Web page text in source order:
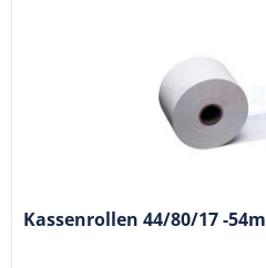
Kassenrollen 44/80/17 -54m